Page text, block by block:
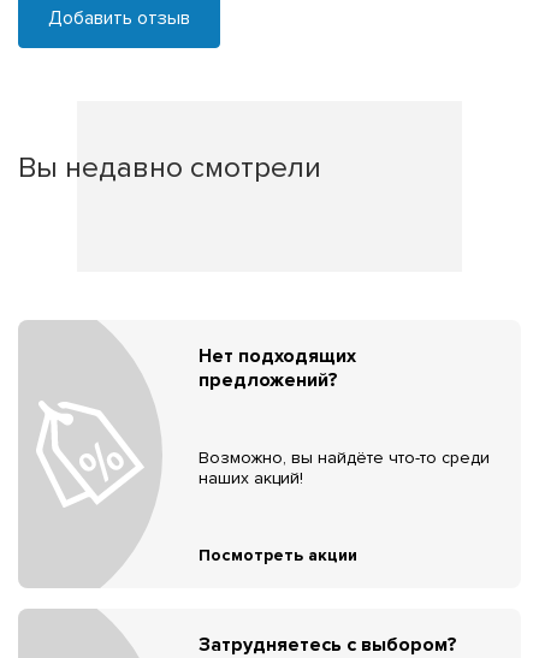
Добавить отзыв
Вы недавно смотрели
Нет подходящих
предложений?
Возможно, вы найдёте что-то среди
наших акций!
Посмотреть акции
Затрудняетесь с выбором?